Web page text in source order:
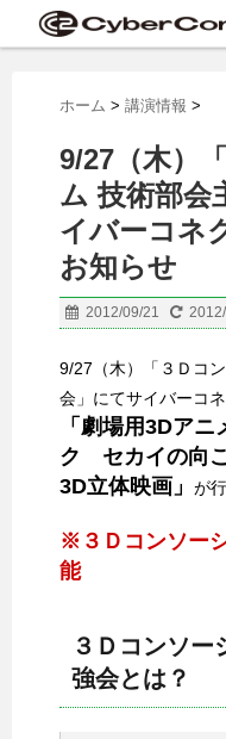
ホーム > 講演情報 >
9/27（木）
ム 技術部会
イバーコネ
お知らせ
2012/09/21 2012/
9/27（木）「３Ｄコ
会」にてサイバーコ
「劇場用3Dア
ク セカイの向
3D立体映画」
が
※３Ｄコンソー
能
３Ｄコンソー
強会とは？